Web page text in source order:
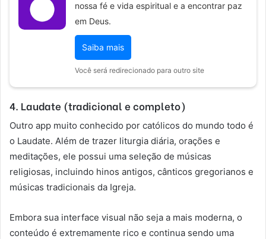
nossa fé e vida espiritual e a encontrar paz
em Deus.
Saiba mais
Você será redirecionado para outro site
4. Laudate (tradicional e completo)
Outro app muito conhecido por católicos do mundo todo é
o Laudate. Além de trazer liturgia diária, orações e
meditações, ele possui uma seleção de músicas
religiosas, incluindo hinos antigos, cânticos gregorianos e
músicas tradicionais da Igreja.
Embora sua interface visual não seja a mais moderna, o
conteúdo é extremamente rico e continua sendo uma